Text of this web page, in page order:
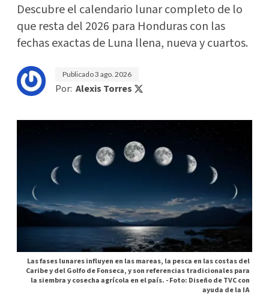
Descubre el calendario lunar completo de lo
que resta del 2026 para Honduras con las
fechas exactas de Luna llena, nueva y cuartos.
Publicado3 ago. 2026
Por: Alexis Torres
Las fases lunares influyen en las mareas, la pesca en las costas del
Caribe y del Golfo de Fonseca, y son referencias tradicionales para
la siembra y cosecha agrícola en el país. -Foto: Diseño de TVC con
ayuda de la IA